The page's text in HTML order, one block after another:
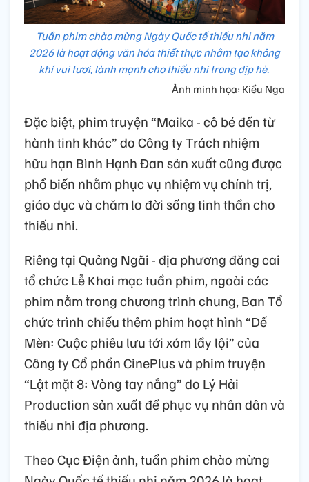
Tuần phim chào mừng Ngày Quốc tế thiếu nhi năm
2026 là hoạt động văn hóa thiết thực nhằm tạo không
khí vui tươi, lành mạnh cho thiếu nhi trong dịp hè.
Ảnh minh họa: Kiều Nga
Đặc biệt, phim truyện “Maika - cô bé đến từ
hành tinh khác” do Công ty Trách nhiệm
hữu hạn Bình Hạnh Đan sản xuất cũng được
phổ biến nhằm phục vụ nhiệm vụ chính trị,
giáo dục và chăm lo đời sống tinh thần cho
thiếu nhi.
Riêng tại Quảng Ngãi - địa phương đăng cai
tổ chức Lễ Khai mạc tuần phim, ngoài các
phim nằm trong chương trình chung, Ban Tổ
chức trình chiếu thêm phim hoạt hình “Dế
Mèn: Cuộc phiêu lưu tới xóm lầy lội” của
Công ty Cổ phần CinePlus và phim truyện
“Lật mặt 8: Vòng tay nắng” do Lý Hải
Production sản xuất để phục vụ nhân dân và
thiếu nhi địa phương.
Theo Cục Điện ảnh, tuần phim chào mừng